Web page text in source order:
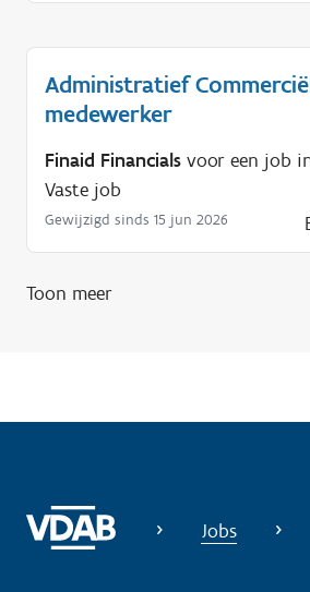
Administratief
medewerker
Finaid Financials voor een job
Vaste job
Gewijzigd sinds 15 jun 2026
Toon meer
Jobs